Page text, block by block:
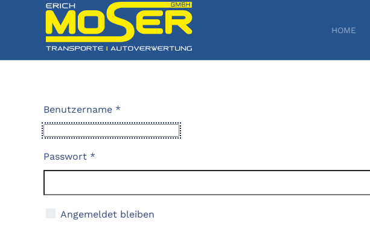
HOME
Benutzername *
Passwort *
Angemeldet bleiben